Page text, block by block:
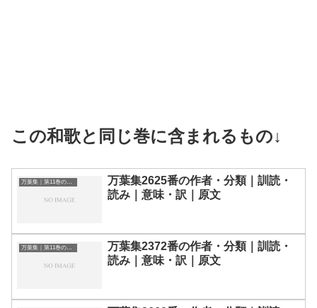
この和歌と同じ巻に含まれるもの↓
万葉集｜第11巻の和歌一覧
万葉集2625番の作者・分類｜訓読・
読み｜意味・訳｜原文
万葉集｜第11巻の和歌一覧
万葉集2372番の作者・分類｜訓読・
読み｜意味・訳｜原文